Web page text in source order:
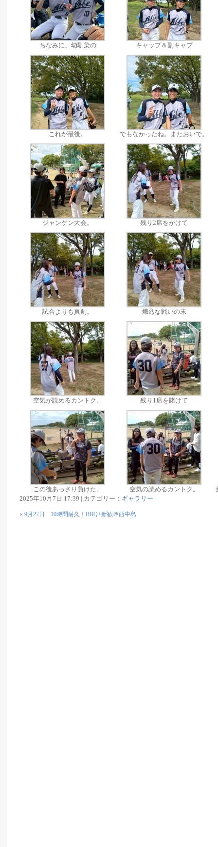
ちなみに、幼馴染の キャップ＆副キャプ
これが最後。 でもなかったね。またおいで。
ジャンケン大会。 残り2席をかけて
試合よりも真剣。 熾烈な戦いの末
空気が読めるカントク。 残り1席を賭けて
この後あっさり負けた。 空気の読めるカントク。
2025年10月7日 17:39 | カテゴリー： ギャラリー
« 9月27日 10時間耐久！BBQ+新歓＠西中島